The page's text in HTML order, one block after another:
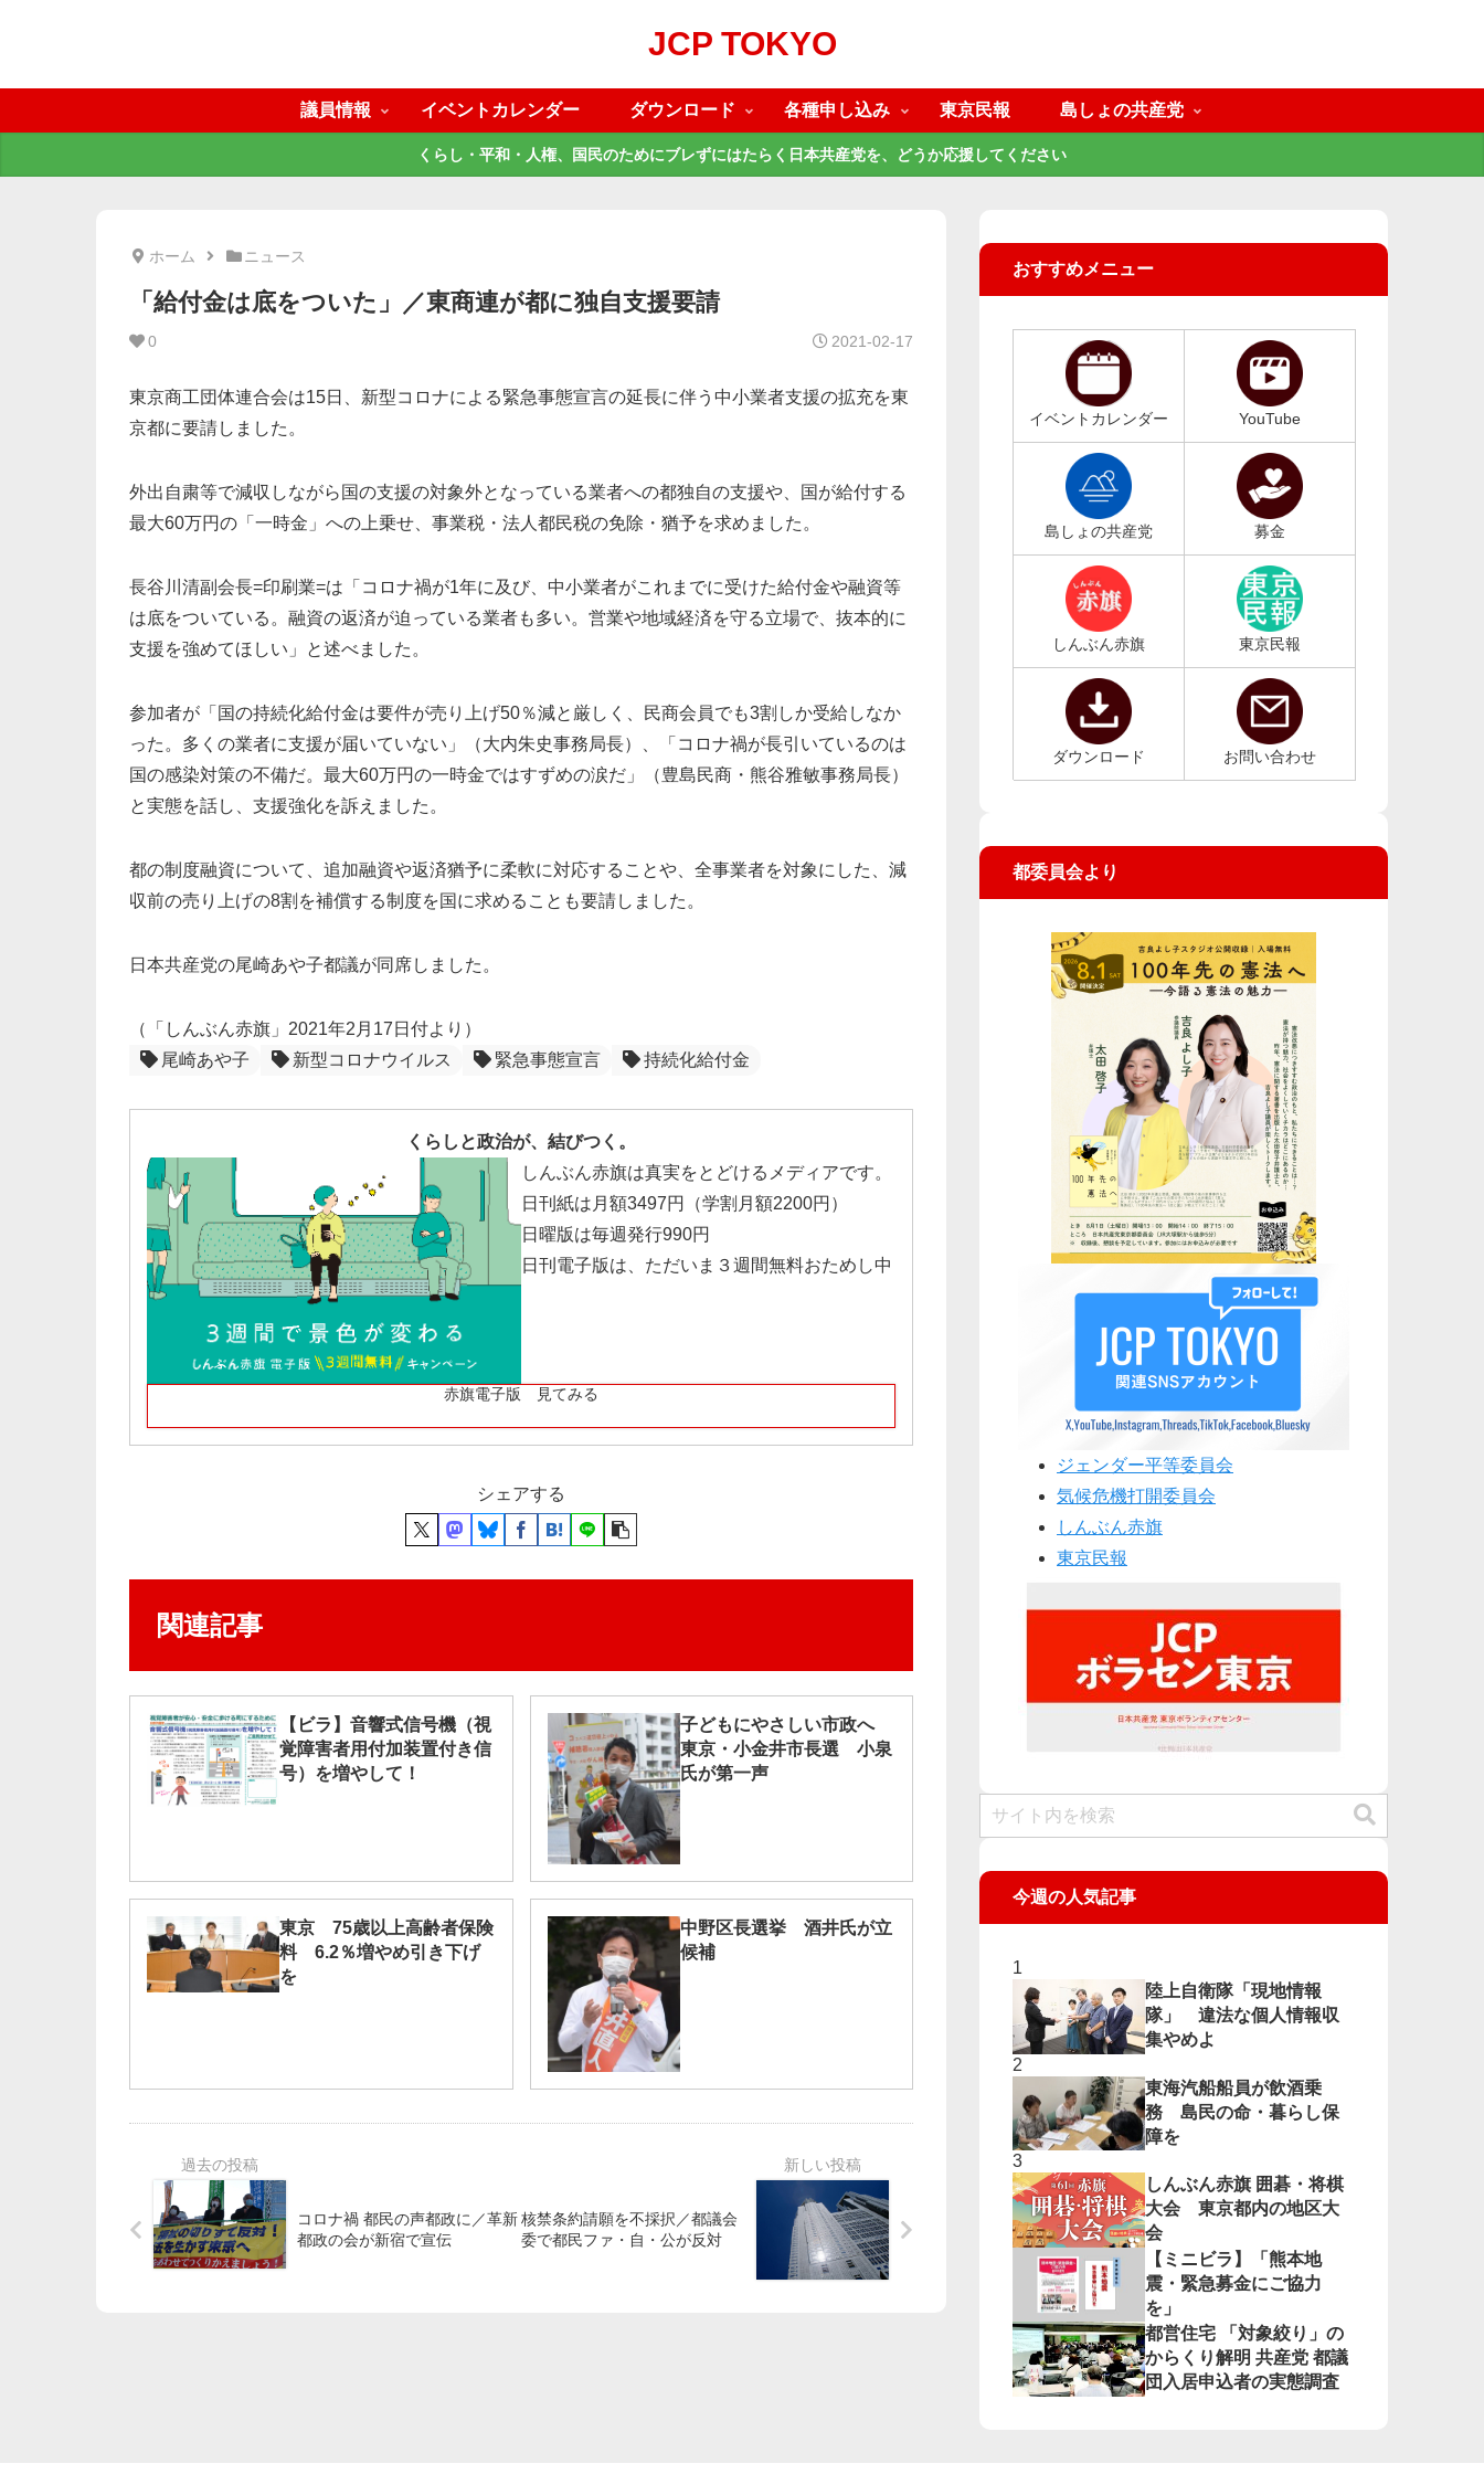
JCP TOKYO
議員情報 イベントカレンダー ダウンロード 各種申し込み 東京民報 島しょの共産党
くらし・平和・人権、国民のためにブレずにはたらく日本共産党を、どうか応援してください
ホーム ニュース
「給付金は底をついた」／東商連が都に独自支援要請
0 2021-02-17
東京商工団体連合会は15日、新型コロナによる緊急事態宣言の延長に伴う中小業者支援の拡充を東
京都に要請しました。
外出自粛等で減収しながら国の支援の対象外となっている業者への都独自の支援や、国が給付する
最大60万円の「一時金」への上乗せ、事業税・法人都民税の免除・猶予を求めました。
長谷川清副会長=印刷業=は「コロナ禍が1年に及び、中小業者がこれまでに受けた給付金や融資等
は底をついている。融資の返済が迫っている業者も多い。営業や地域経済を守る立場で、抜本的に
支援を強めてほしい」と述べました。
参加者が「国の持続化給付金は要件が売り上げ50％減と厳しく、民商会員でも3割しか受給しなか
った。多くの業者に支援が届いていない」（大内朱史事務局長）、「コロナ禍が長引いているのは
国の感染対策の不備だ。最大60万円の一時金ではすずめの涙だ」（豊島民商・熊谷雅敏事務局長）
と実態を話し、支援強化を訴えました。
都の制度融資について、追加融資や返済猶予に柔軟に対応することや、全事業者を対象にした、減
収前の売り上げの8割を補償する制度を国に求めることも要請しました。
日本共産党の尾崎あや子都議が同席しました。
（「しんぶん赤旗」2021年2月17日付より）
尾崎あや子
新型コロナウイルス 緊急事態宣言 持続化給付金
くらしと政治が、結びつく。
しんぶん赤旗は真実をとどけるメディアです。
日刊紙は月額3497円（学割月額2200円）
日曜版は毎週発行990円
日刊電子版は、ただいま３週間無料おためし中
赤旗電子版 見てみる
シェアする
関連記事
【ビラ】音響式信号機（視
覚障害者用付加装置付き信
号）を増やして！
子どもにやさしい市政へ
東京・小金井市長選 小泉
氏が第一声
東京 75歳以上高齢者保険
料 6.2％増やめ引き下げ
を
中野区長選挙 酒井氏が立
候補
コロナ禍 都民の声都政に／革新
都政の会が新宿で宣伝
核禁条約請願を不採択／都議会
委で都民ファ・自・公が反対
おすすめメニュー
イベントカレンダー YouTube
島しょの共産党 募金
しんぶん赤旗 東京民報
ダウンロード お問い合わせ
都委員会より
ジェンダー平等委員会
気候危機打開委員会
しんぶん赤旗
東京民報
今週の人気記事
陸上自衛隊「現地情報
隊」 違法な個人情報収
集やめよ
東海汽船船員が飲酒乗
務 島民の命・暮らし保
障を
しんぶん赤旗 囲碁・将棋
大会 東京都内の地区大
会
【ミニビラ】「熊本地
震・緊急募金にご協力
を」
都営住宅 「対象絞り」の
からくり解明 共産党 都議
団入居申込者の実態調査